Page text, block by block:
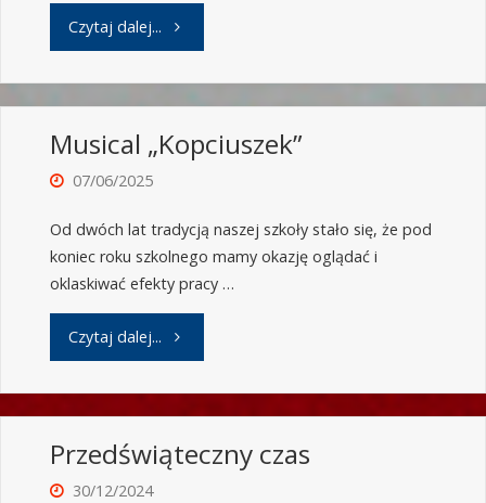
Czytaj dalej...
Musical „Kopciuszek”
07/06/2025
Od dwóch lat tradycją naszej szkoły stało się, że pod
koniec roku szkolnego mamy okazję oglądać i
oklaskiwać efekty pracy …
Czytaj dalej...
Przedświąteczny czas
30/12/2024